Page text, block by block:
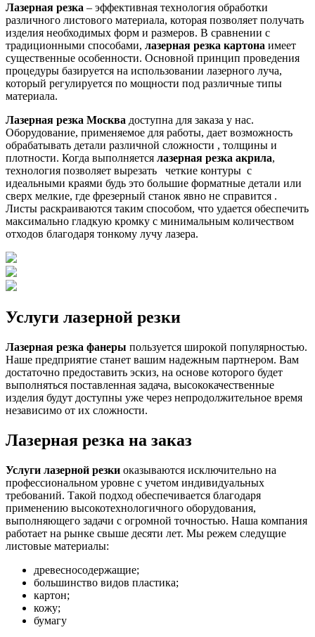
Лазерная резка – эффективная технология обработки
различного листового материала, которая позволяет получать
изделия необходимых форм и размеров. В сравнении с
традиционными способами, лазерная резка картона имеет
существенные особенности. Основной принцип проведения
процедуры базируется на использовании лазерного луча,
который регулируется по мощности под различные типы
материала.
Лазерная резка Москва доступна для заказа у нас.
Оборудование, применяемое для работы, дает возможность
обрабатывать детали различной сложности , толщины и
плотности. Когда выполняется лазерная резка акрила,
технология позволяет вырезать четкие контуры с
идеальными краями будь это большие форматные детали или
сверх мелкие, где фрезерный станок явно не справится .
Листы раскраиваются таким способом, что удается обеспечить
максимально гладкую кромку с минимальным количеством
отходов благодаря тонкому лучу лазера.
Услуги лазерной резки
Лазерная резка фанеры пользуется широкой популярностью.
Наше предприятие станет вашим надежным партнером. Вам
достаточно предоставить эскиз, на основе которого будет
выполняться поставленная задача, высококачественные
изделия будут доступны уже через непродолжительное время
независимо от их сложности.
Лазерная резка на заказ
Услуги лазерной резки оказываются исключительно на
профессиональном уровне с учетом индивидуальных
требований. Такой подход обеспечивается благодаря
применению высокотехнологичного оборудования,
выполняющего задачи с огромной точностью. Наша компания
работает на рынке свыше десяти лет. Мы режем следущие
листовые материалы:
древесносодержащие;
большинство видов пластика;
картон;
кожу;
бумагу